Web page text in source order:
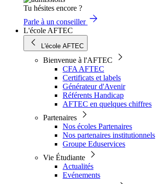
Tu hésites encore ?
Parle à un conseiller
L'école AFTEC
L'école AFTEC
Bienvenue à l'AFTEC
CFA AFTEC
Certificats et labels
Générateur d'Avenir
Référents Handicap
AFTEC en quelques chiffres
Partenaires
Nos écoles Partenaires
Nos partenaires institutionnels
Groupe Eduservices
Vie Étudiante
Actualités
Evénements